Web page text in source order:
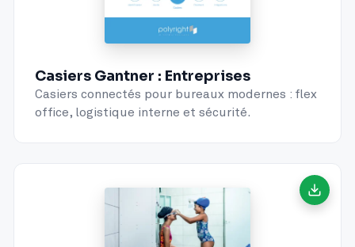
Casiers Gantner : Entreprises
Casiers connectés pour bureaux modernes : flex
office, logistique interne et sécurité.